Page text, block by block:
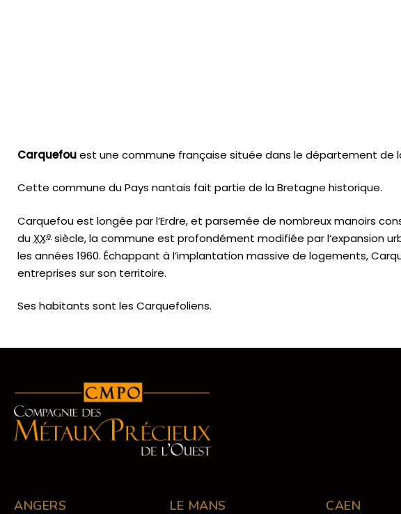
Carquefouest une commune française située dans le département de
Cette commune du Pays nantais fait partie de la Bretagne historique.
Carquefou est longée par l’Erdre, et parsemée de nombreux manoirs
du XXe siècle, la commune est profondément modifiée par l’expansion
les années 1960. Échappant à l’implantation massive de logements,
entreprises sur son territoire.
Ses habitants sont les Carquefoliens.
ANGERS LE MANS CAEN